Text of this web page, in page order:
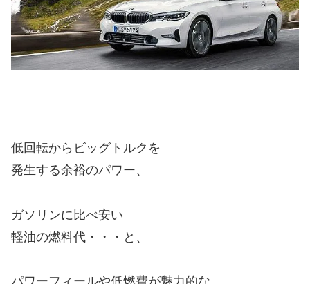
低回転からビッグトルクを
発生する余裕のパワー、
ガソリンに比べ安い
軽油の燃料代・・・と、